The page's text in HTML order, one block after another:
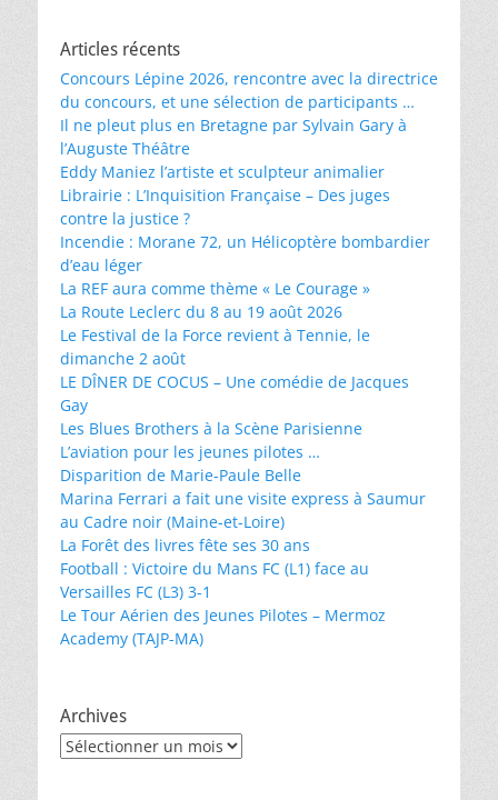
Articles récents
Concours Lépine 2026, rencontre avec la directrice
du concours, et une sélection de participants …
Il ne pleut plus en Bretagne par Sylvain Gary à
l’Auguste Théâtre
Eddy Maniez l’artiste et sculpteur animalier
Librairie : L’Inquisition Française – Des juges
contre la justice ?
Incendie : Morane 72, un Hélicoptère bombardier
d’eau léger
La REF aura comme thème « Le Courage »
La Route Leclerc du 8 au 19 août 2026
Le Festival de la Force revient à Tennie, le
dimanche 2 août
LE DÎNER DE COCUS – Une comédie de Jacques
Gay
Les Blues Brothers à la Scène Parisienne
L’aviation pour les jeunes pilotes …
Disparition de Marie-Paule Belle
Marina Ferrari a fait une visite express à Saumur
au Cadre noir (Maine-et-Loire)
La Forêt des livres fête ses 30 ans
Football : Victoire du Mans FC (L1) face au
Versailles FC (L3) 3-1
Le Tour Aérien des Jeunes Pilotes – Mermoz
Academy (TAJP-MA)
Archives
Archives